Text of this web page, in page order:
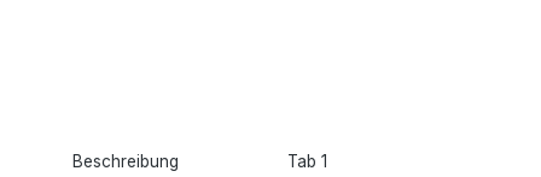
Beschreibung Tab 1